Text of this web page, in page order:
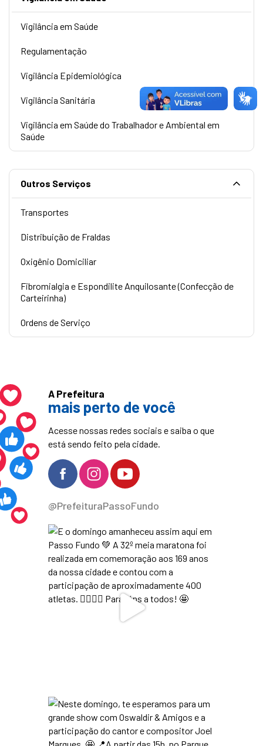
Vigilância em Saúde
Regulamentação
Vigilância Epidemiológica
Vigilância Sanitária
Vigilância em Saúde do Trabalhador e Ambiental em
Saúde
Outros Serviços
Transportes
Distribuição de Fraldas
Oxigênio Domiciliar
Fibromialgia e Espondilite Anquilosante (Confecção de
Carteirinha)
Ordens de Serviço
A Prefeitura
mais perto de você
Acesse nossas redes sociais e saiba o que
está sendo feito pela cidade.
@PrefeituraPassoFundo